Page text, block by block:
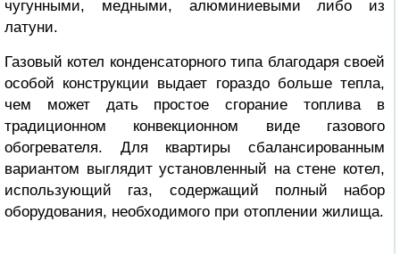
чугунными, медными, алюминиевыми либо из
латуни.
Газовый котел конденсаторного типа благодаря своей
особой конструкции выдает гораздо больше тепла,
чем может дать простое сгорание топлива в
традиционном конвекционном виде газового
обогревателя. Для квартиры сбалансированным
вариантом выглядит установленный на стене котел,
использующий газ, содержащий полный набор
оборудования, необходимого при отоплении жилища.